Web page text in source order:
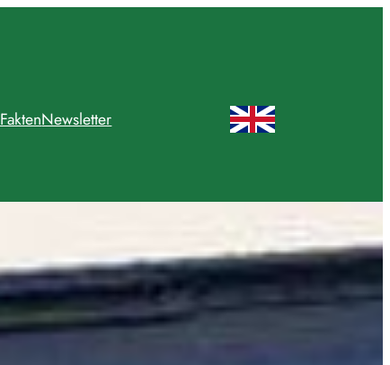
Newsletter